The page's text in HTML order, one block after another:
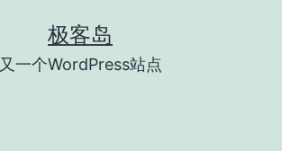
极客岛
又一个WordPress站点